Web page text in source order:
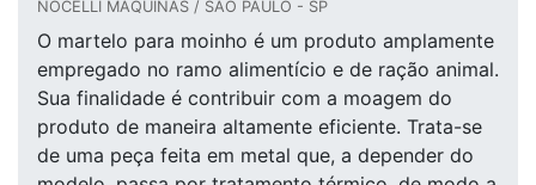
NOCELLI MÁQUINAS / SÃO PAULO - SP
O martelo para moinho é um produto amplamente
empregado no ramo alimentício e de ração animal.
Sua finalidade é contribuir com a moagem do
produto de maneira altamente eficiente. Trata-se
de uma peça feita em metal que, a depender do